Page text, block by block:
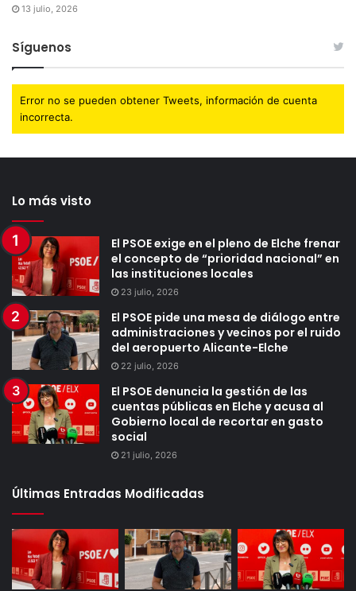
13 julio, 2026
Síguenos
Error no se pueden obtener Tweets, información de cuenta
incorrecta.
Lo más visto
El PSOE exige en el pleno de Elche frenar
el concepto de “prioridad nacional” en
las instituciones locales
23 julio, 2026
El PSOE pide una mesa de diálogo entre
administraciones y vecinos por el ruido
del aeropuerto Alicante-Elche
22 julio, 2026
El PSOE denuncia la gestión de las
cuentas públicas en Elche y acusa al
Gobierno local de recortar en gasto
social
21 julio, 2026
Últimas Entradas Modificadas